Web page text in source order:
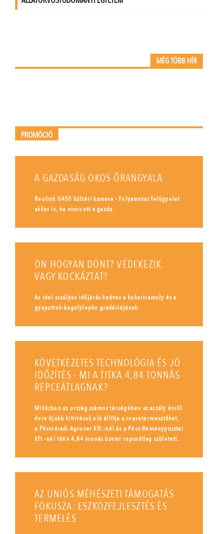
MÉG TÖBB HÍR
PROMÓCIÓ
A GAZDASÁG OKOS ŐRANGYALA
Reolink G450 kültéri kamera - Folyamatos felügyelet
akkor is, ha nincs ott a gazda.
ÖN HOGYAN DÖNT? VÉDEKEZIK
VAGY KOCKÁZTAT?
Az idei aszályos időjárás kedvez a kukoricamoly és a
gyapottok-bagolylepke gradációjának.
KÖVETKEZETES TECHNOLÓGIA ÉS JÓ
IDŐZÍTÉS - MI A TITKA 4,84 TONNÁS
REPCEÁTLAGNAK?
Miközben az ország számos térségében az aszály évről
évre újabb kihívások elé állítja a repcetermesztőket,
a Pécsváradi Agrover Kft.-nél és a Pécs-Reménypusztai
Kft.-nél idén 4,84 tonnás üzemi repceátlag született.
AZ UNIÓS MÉHÉSZETI TÁMOGATÁS
FÓKUSZA: ESZKÖZFEJLESZTÉS ÉS
TERMELÉS